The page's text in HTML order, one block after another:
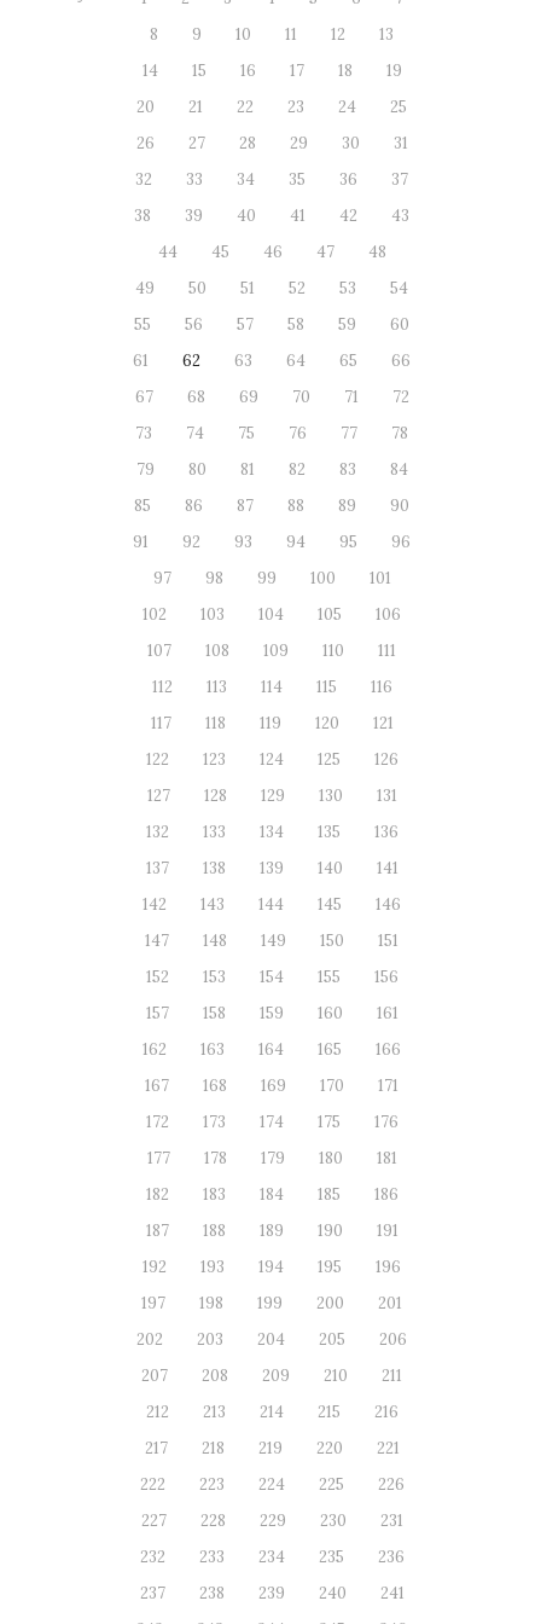
8
9 10 11 12
13
14
15 16 17 18
19
20
21 22 23 24
25
26
27 28 29 30
31
32
33 34 35 36
37
38
39 40 41 42
43
44
45 46 47
48
49
50 51 52 53
54
55
56 57 58 59
60
61
62 63 64 65
66
67
68 69 70 71
72
73
74 75 76 77
78
79
80 81 82 83
84
85
86 87 88 89
90
91
92 93 94 95
96
97
98 99 100
101
102
103 104 105
106
107
108 109 110
111
112
113 114 115
116
117
118 119 120
121
122
123 124 125
126
127
128 129 130
131
132
133 134 135
136
137
138 139 140
141
142
143 144 145
146
147
148 149 150
151
152
153 154 155
156
157
158 159 160
161
162
163 164 165
166
167
168 169 170
171
172
173 174 175
176
177
178 179 180
181
182
183 184 185
186
187
188 189 190
191
192
193 194 195
196
197
198 199 200
201
202
203 204 205
206
207
208 209 210
211
212
213 214 215
216
217
218 219 220
221
222
223 224 225
226
227
228 229 230
231
232
233 234 235
236
237
238 239 240
241